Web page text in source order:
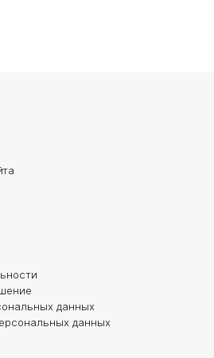
данных
данных